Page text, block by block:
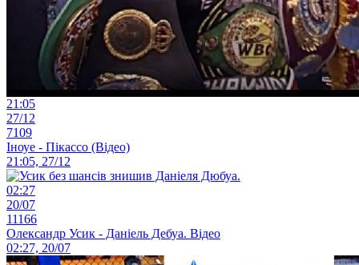
21:05
27/12
7109
Іноуе - Пікассо (Відео)
21:05, 27/12
02:27
20/07
11166
Олександр Усик - Даніель Дебуа. Відео
02:27, 20/07